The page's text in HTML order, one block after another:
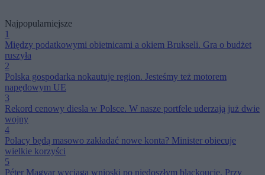
Najpopularniejsze
1
Między podatkowymi obietnicami a okiem Brukseli. Gra o budżet
ruszyła
2
Polska gospodarka nokautuje region. Jesteśmy też motorem
napędowym UE
3
Rekord cenowy diesla w Polsce. W nasze portfele uderzają już dwie
wojny
4
Polacy będą masowo zakładać nowe konta? Minister obiecuje
wielkie korzyści
5
Péter Magyar wyciąga wnioski po niedoszłym blackoucie. Przy